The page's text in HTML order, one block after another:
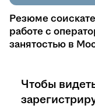
Резюме
работе с
занятостью в
Чтобы